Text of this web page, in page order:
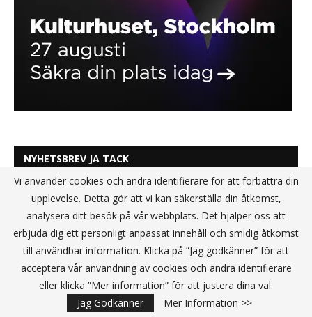
NYHETSBREV JA TACK
Vi använder cookies och andra identifierare för att förbättra din
upplevelse. Detta gör att vi kan säkerställa din åtkomst,
analysera ditt besök på vår webbplats. Det hjälper oss att
erbjuda dig ett personligt anpassat innehåll och smidig åtkomst
till användbar information. Klicka på ”Jag godkänner” för att
acceptera vår användning av cookies och andra identifierare
eller klicka ”Mer information” för att justera dina val.
Jag Godkänner
Mer Information >>